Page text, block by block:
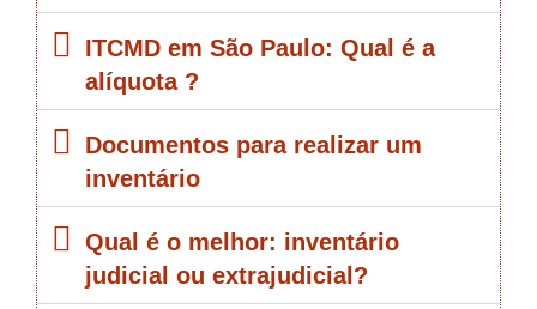
ITCMD em São Paulo: Qual é a
alíquota ?
Documentos para realizar um
inventário
Qual é o melhor: inventário
judicial ou extrajudicial?